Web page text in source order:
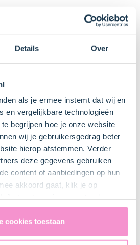
Details Over
als je ermee instemt dat wij en
en vergelijkbare technologieën
begrijpen hoe je onze website
wij je gebruikersgedrag beter
hierop afstemmen. Verder
deze gegevens gebruiken
content of aanbiedingen op hun
akkoord gaat, klik je op
gegevensoverdracht naar de
zin van artikel 49 AVG. Raadpleeg
cookies toestaan
Patentbloem Kristal
online